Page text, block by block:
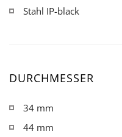
Stahl IP-black
DURCHMESSER
34 mm
44 mm